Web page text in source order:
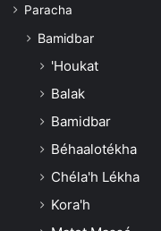
Paracha
Bamidbar
'Houkat
Balak
Bamidbar
Béhaalotékha
Chéla'h Lékha
Kora'h